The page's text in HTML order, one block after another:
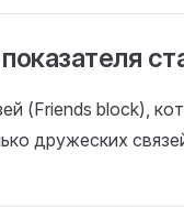
(Friends block),
дружеских